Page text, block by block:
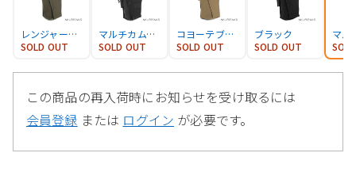
レンジャーグリーン
SOLD OUT
マルチカムブラック
SOLD OUT
コヨーテブラウン
SOLD OUT
ブラック
SOLD OUT
マル
この商品の再入荷時にお知らせを受け取るには
会員登録 または ログイン が必要です。